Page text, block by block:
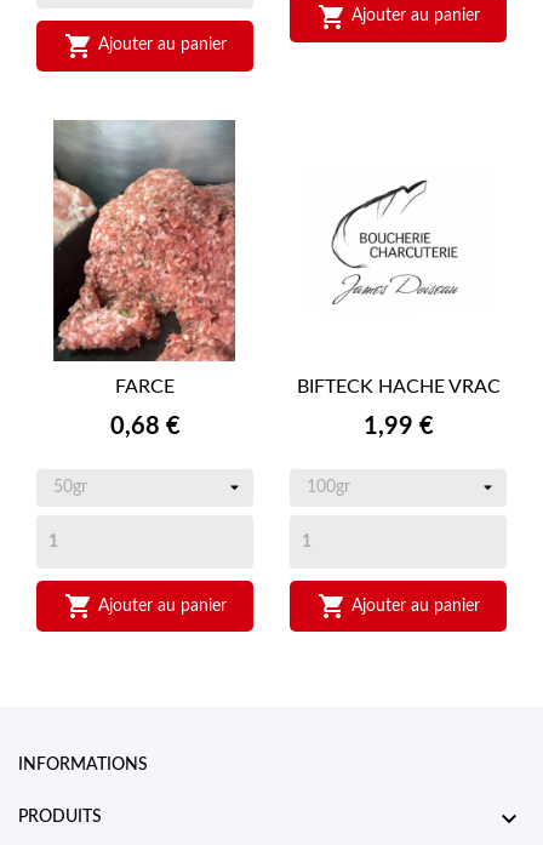
 Ajouter au panier
 Ajouter au panier
FARCE
Prix
0,68 €
 Ajouter au panier
BIFTECK HACHE VRAC
Prix
1,99 €
 Ajouter au panier
INFORMATIONS
PRODUITS 